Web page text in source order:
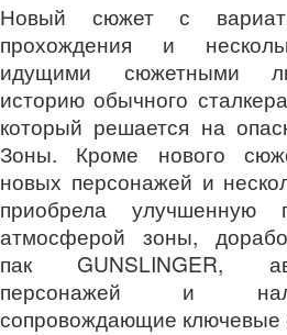
Новый сюжет с
прохождения и
идущими сюжетными
историю обычного
который решается на
Зоны. Кроме нового
новых персонажей и
приобрела улучшенную
атмосферой зоны,
пак GUNSLINGER,
персонажей и
сопровождающие